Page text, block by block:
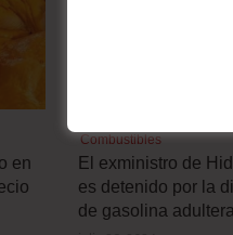
en
Combustibles
El exministro de
es detenido por la
de gasolina